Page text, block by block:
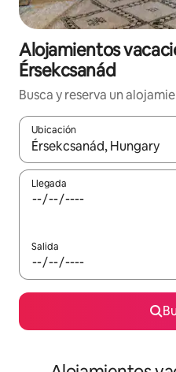
Alojamientos
Érsekcsanád
Busca y reserva un
Ubicación
Cuando los resultados
Llegada
Salida